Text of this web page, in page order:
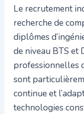
Le recrutement
recherche de
diplômes
de niveau BTS et
professionnelles
sont
continue et
technologies